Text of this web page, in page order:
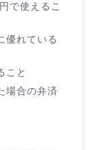
で使えるこ
優れている
こと
場合の弁済